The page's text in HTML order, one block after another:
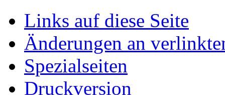
Links auf diese Seite
Änderungen an
Spezialseiten
Druckversion